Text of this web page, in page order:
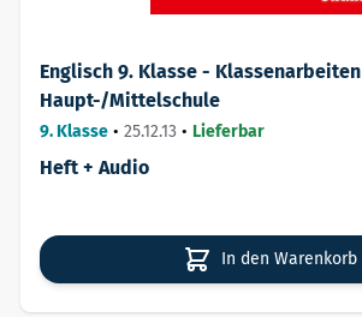
Englisch 9. Klasse - Klassenarbeiten
Haupt-/Mittelschule
9. Klasse • 25.12.13 • Lieferbar
Heft + Audio
In den Warenkorb